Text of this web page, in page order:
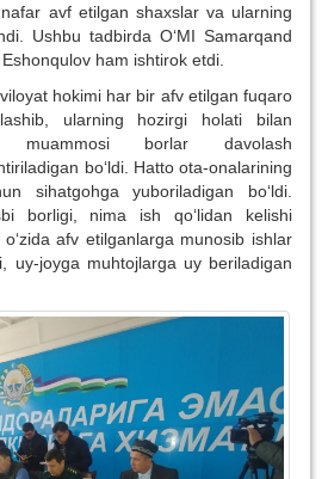
avf etilgan shaxslar va ularning
Ushbu tadbirda O‘MI Samarqand
ham ishtirok etdi.
hokimi har bir afv etilgan fuqaro
ularning hozirgi holati bilan
muammosi borlar davolash
bo‘ldi. Hatto ota-onalarining
sihatgohga yuboriladigan bo‘ldi.
borligi, nima ish qo‘lidan kelishi
afv etilganlarga munosib ishlar
uy-joyga muhtojlarga uy beriladigan